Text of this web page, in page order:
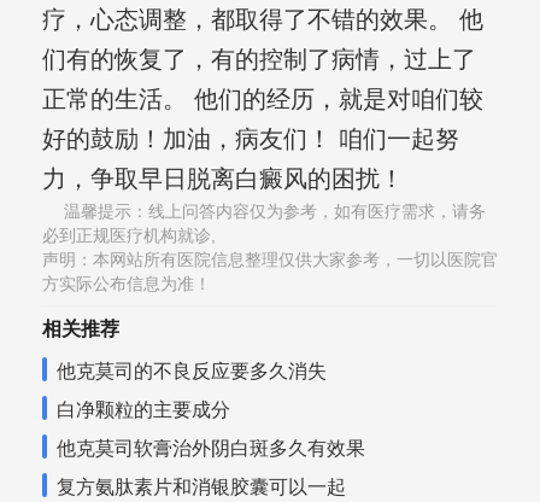
疗，心态调整，都取得了不错的效果。 他
们有的恢复了，有的控制了病情，过上了
正常的生活。 他们的经历，就是对咱们较
好的鼓励！加油，病友们！ 咱们一起努
力，争取早日脱离白癜风的困扰！
温馨提示：线上问答内容仅为参考，如有医疗需求，请务
必到正规医疗机构就诊,
声明：本网站所有医院信息整理仅供大家参考，一切以医院官
方实际公布信息为准！
相关推荐
他克莫司的不良反应要多久消失
白净颗粒的主要成分
他克莫司软膏治外阴白斑多久有效果
复方氨肽素片和消银胶囊可以一起